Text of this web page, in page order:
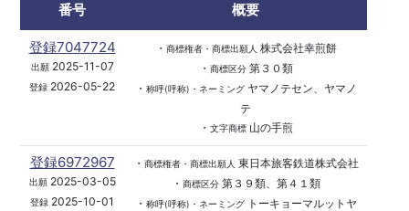
番号
概要
登録7047724
出願2025-11-07
登録 2026-05-22
・ 商標権者・商標出願人 株式会社幸煎餅
・ 商標区分第３０類
・ 称呼(呼称)・ネーミングヤマノテセン、ヤマノ
テ
・ 文字商標山の手煎
登録6972967
出願2025-03-05
登録 2025-10-01
・ 商標権者・商標出願人 東日本旅客鉄道株式会社
・ 商標区分第３９類、第４１類
・ 称呼(呼称)・ネーミングトーキョーマルットヤ